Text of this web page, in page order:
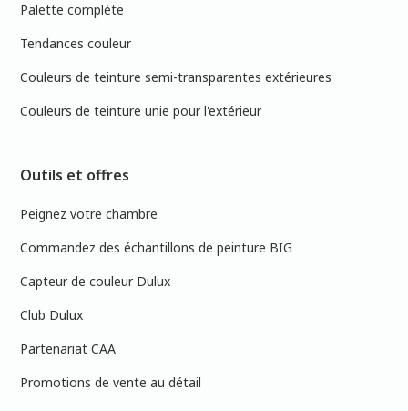
Palette complète
Tendances couleur
Couleurs de teinture semi-transparentes extérieures
Couleurs de teinture unie pour l'extérieur
Outils et offres
Peignez votre chambre
Commandez des échantillons de peinture BIG
Capteur de couleur Dulux
Club Dulux
Partenariat CAA
Promotions de vente au détail